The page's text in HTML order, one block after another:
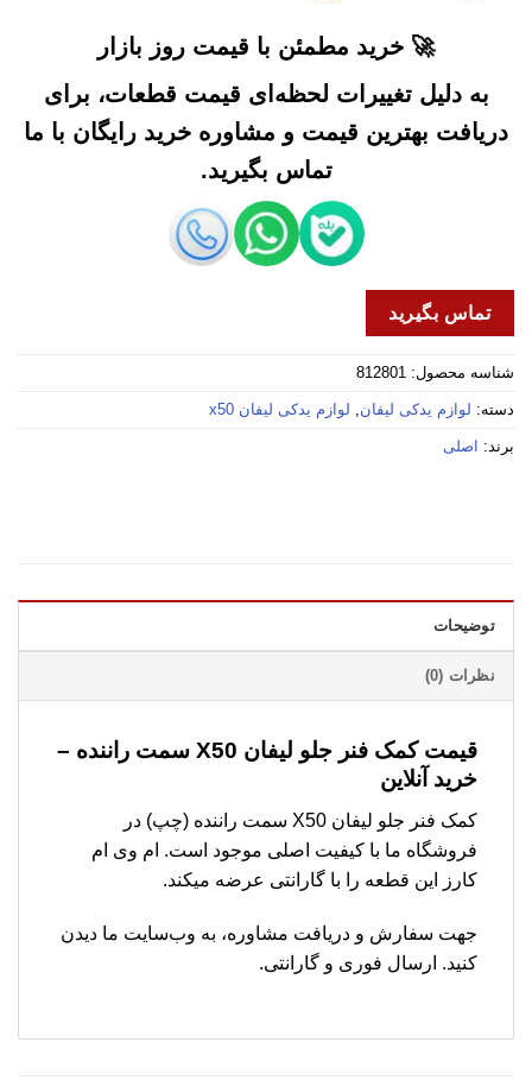
🚀 خرید مطمئن با قیمت روز بازار
به دلیل تغییرات لحظه‌ای قیمت قطعات، برای
دریافت بهترین قیمت و مشاوره خرید رایگان با ما
تماس بگیرید.
تماس بگیرید
شناسه محصول: 812801
دسته: لوازم یدکی لیفان, لوازم یدکی لیفان x50
برند: اصلی
توضیحات
نظرات (0)
قیمت کمک فنر جلو لیفان X50 سمت راننده –
خرید آنلاین
کمک فنر جلو لیفان X50 سمت راننده (چپ) در
فروشگاه ما با کیفیت اصلی موجود است. ام وی ام
کارز این قطعه را با گارانتی عرضه میکند.
جهت سفارش و دریافت مشاوره، به وب‌سایت ما دیدن
کنید. ارسال فوری و گارانتی.